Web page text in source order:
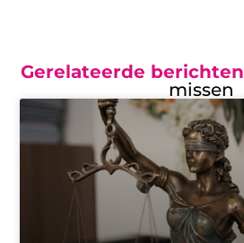
Gerelateerde berichten
missen